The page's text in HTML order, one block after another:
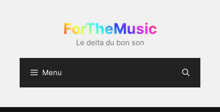
ForTheMusic
Le delta du bon son
Menu